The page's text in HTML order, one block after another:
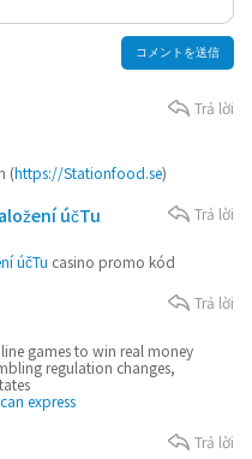
(https://Stationfood.se)
Trả lời
účTu
účTu casino promo kód
Trả lời
games to win real money
regulation changes,
express
Trả lời
Trả lời